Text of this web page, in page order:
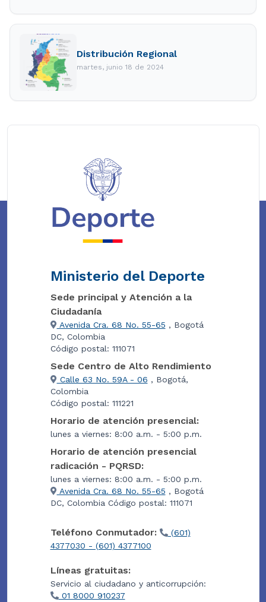
Distribución Regional
martes, junio 18 de 2024
Ministerio del Deporte
Sede principal y Atención a la
Ciudadanía
Avenida Cra. 68 No. 55-65 , Bogotá
DC, Colombia
Código postal: 111071
Sede Centro de Alto Rendimiento
Calle 63 No. 59A - 06 , Bogotá,
Colombia
Código postal: 111221
Horario de atención presencial:
lunes a viernes: 8:00 a.m. - 5:00 p.m.
Horario de atención presencial
radicación - PQRSD:
lunes a viernes: 8:00 a.m. - 5:00 p.m.
Avenida Cra. 68 No. 55-65 , Bogotá
DC, Colombia Código postal: 111071
Teléfono Conmutador:
(601)
4377030 - (601) 4377100
Líneas gratuitas:
Servicio al ciudadano y anticorrupción:
01 8000 910237